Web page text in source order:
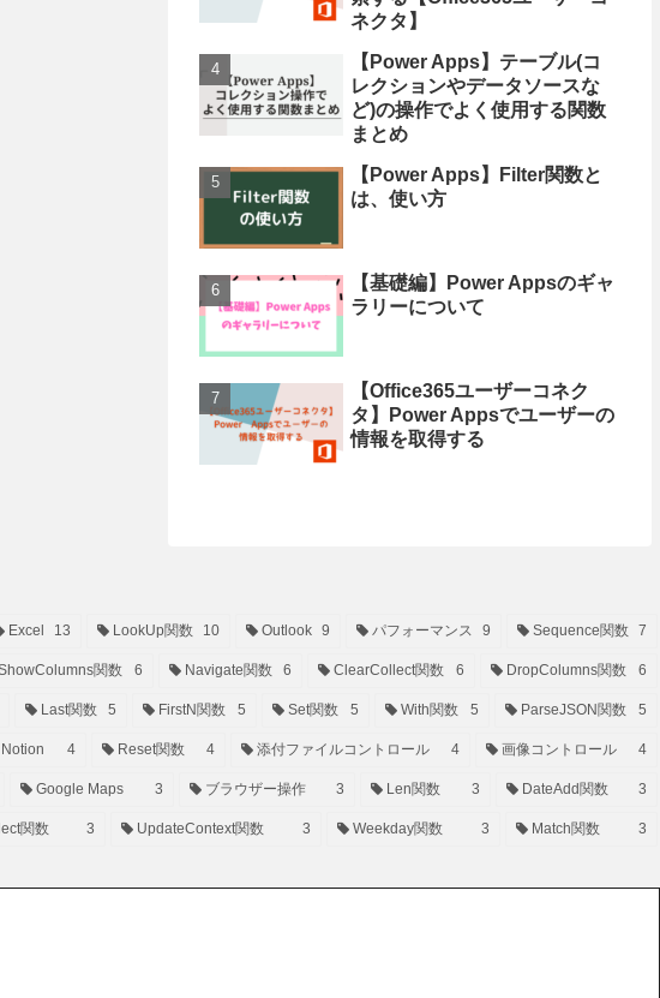
ネクタ】
【Power Apps】テーブル(コ
レクションやデータソースな
ど)の操作でよく使用する関数
まとめ
【Power Apps】Filter関数と
は、使い方
【基礎編】Power Appsのギャ
ラリーについて
【Office365ユーザーコネク
タ】Power Appsでユーザーの
情報を取得する
Excel 13 LookUp関数 10 Outlook 9 パフォーマンス 9 Sequence関数 7
関数 6 Navigate関数 6 ClearCollect関数 6 DropColumns関数 6
Last関数 5 FirstN関数 5 Set関数 5 With関数 5 ParseJSON関数 5
Notion 4 Reset関数 4 添付ファイルコントロール 4 画像コントロール 4
Google Maps 3 ブラウザー操作 3 Len関数 3 DateAdd関数 3
関数 3 UpdateContext関数 3 Weekday関数 3 Match関数 3